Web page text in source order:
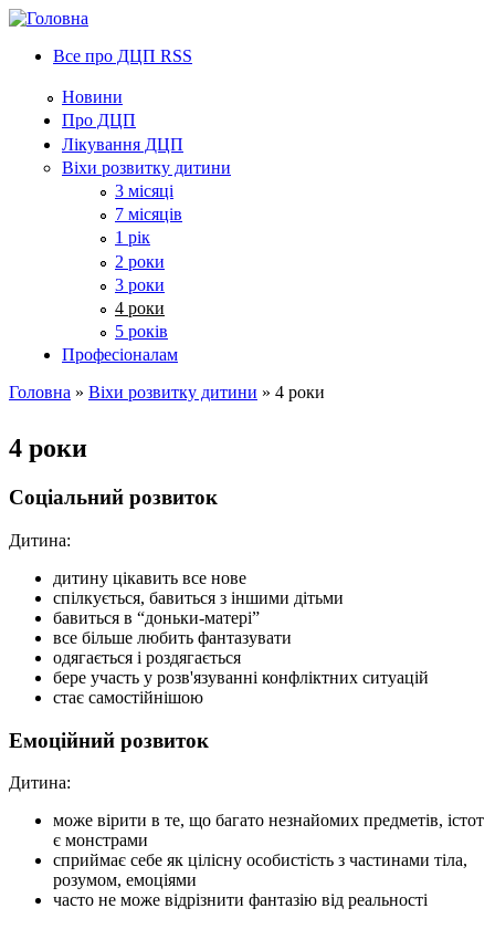
Все про ДЦП RSS
Новини
Про ДЦП
Лікування ДЦП
Віхи розвитку дитини
3 місяці
7 місяців
1 рік
2 роки
3 роки
4 роки
5 років
Професіоналам
Головна » Віхи розвитку дитини » 4 роки
4 роки
Соціальний розвиток
Дитина:
дитину цікавить все нове
спілкується, бавиться з іншими дітьми
бавиться в “доньки-матері”
все більше любить фантазувати
одягається і роздягається
бере участь у розв'язуванні конфліктних ситуацій
стає самостійнішою
Емоційний розвиток
Дитина:
може вірити в те, що багато незнайомих предметів, істот
є монстрами
сприймає себе як цілісну особистість з частинами тіла,
розумом, емоціями
часто не може відрізнити фантазію від реальності